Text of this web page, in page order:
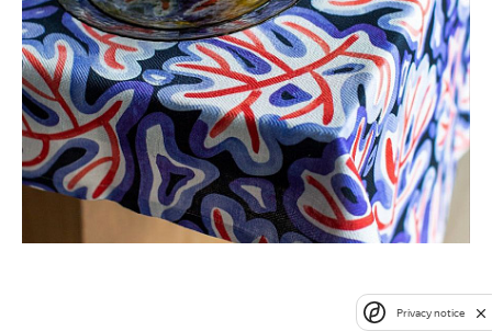
Privacy notice